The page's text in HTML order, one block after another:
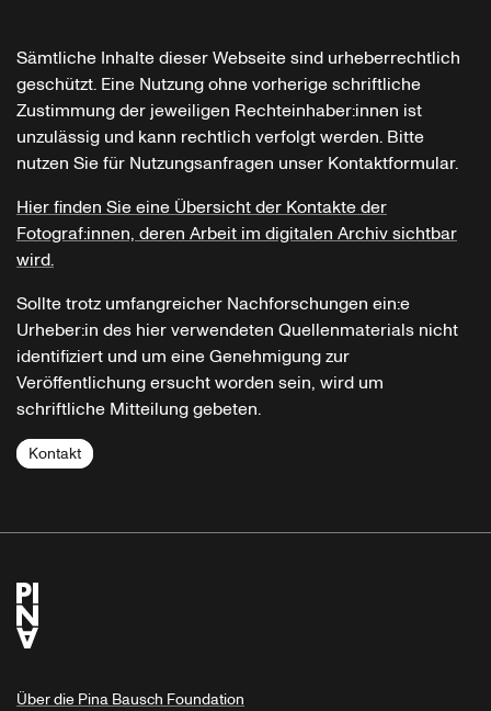
Sämtliche Inhalte dieser Webseite sind urheberrechtlich
geschützt. Eine Nutzung ohne vorherige schriftliche
Zustimmung der jeweiligen Rechteinhaber:innen ist
unzulässig und kann rechtlich verfolgt werden. Bitte
nutzen Sie für Nutzungsanfragen unser Kontaktformular.
Hier finden Sie eine Übersicht der Kontakte der
Fotograf:innen, deren Arbeit im digitalen Archiv sichtbar
wird.
Sollte trotz umfangreicher Nachforschungen ein:e
Urheber:in des hier verwendeten Quellenmaterials nicht
identifiziert und um eine Genehmigung zur
Veröffentlichung ersucht worden sein, wird um
schriftliche Mitteilung gebeten.
Kontakt
Über die Pina Bausch Foundation